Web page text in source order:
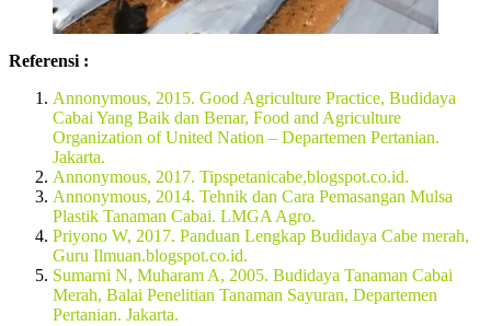
Referensi :
Annonymous, 2015. Good Agriculture Practice, Budidaya
Cabai Yang Baik dan Benar, Food and Agriculture
Organization of United Nation – Departemen Pertanian.
Jakarta.
Annonymous, 2017. Tipspetanicabe,blogspot.co.id.
Annonymous, 2014. Tehnik dan Cara Pemasangan Mulsa
Plastik Tanaman Cabai. LMGA Agro.
Priyono W, 2017. Panduan Lengkap Budidaya Cabe merah,
Guru Ilmuan.blogspot.co.id.
Sumarni N, Muharam A, 2005. Budidaya Tanaman Cabai
Merah, Balai Penelitian Tanaman Sayuran, Departemen
Pertanian. Jakarta.